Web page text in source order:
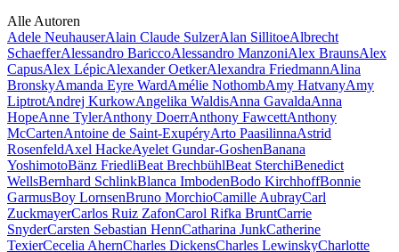
Alle Autoren
Adele NeuhauserAlain Claude SulzerAlan SillitoeAlbrecht
SchaefferAlessandro BariccoAlessandro ManzoniAlex BraunsAlex
CapusAlex LépicAlexander OetkerAlexandra FriedmannAlina
BronskyAmanda Eyre WardAmélie NothombAmy HatvanyAmy
LiptrotAndrej KurkowAngelika WaldisAnna GavaldaAnna
HopeAnne TylerAnthony DoerrAnthony FawcettAnthony
McCartenAntoine de Saint-ExupéryArto PaasilinnaAstrid
RosenfeldAxel HackeAyelet Gundar-GoshenBanana
YoshimotoBänz FriedliBeat BrechbühlBeat SterchiBenedict
WellsBernhard SchlinkBlanca ImbodenBodo KirchhoffBonnie
GarmusBoy LornsenBruno MorchioCamille AubrayCarl
ZuckmayerCarlos Ruiz ZafonCarol Rifka BruntCarrie
SnyderCarsten Sebastian HennCatharina JunkCatherine
TexierCecelia AhernCharles DickensCharles LewinskyCharlotte